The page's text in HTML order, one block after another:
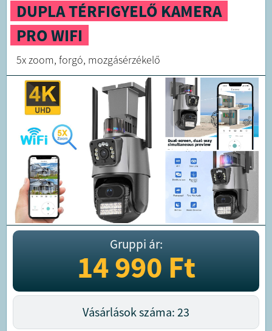
DUPLA TÉRFIGYELŐ KAMERA
PRO WIFI
5x zoom, forgó, mozgásérzékelő
Gruppi ár:
14 990Ft
Vásárlások száma: 23